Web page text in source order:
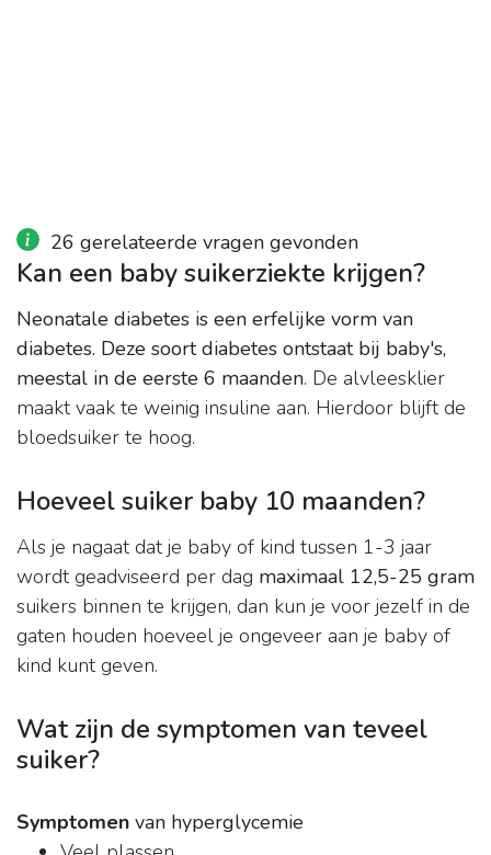
26 gerelateerde vragen gevonden
Kan een baby suikerziekte krijgen?
Neonatale diabetes is een erfelijke vorm van
diabetes. Deze soort diabetes ontstaat bij baby's,
meestal in de eerste 6 maanden. De alvleesklier
maakt vaak te weinig insuline aan. Hierdoor blijft de
bloedsuiker te hoog.
Hoeveel suiker baby 10 maanden?
Als je nagaat dat je baby of kind tussen 1-3 jaar
wordt geadviseerd per dag maximaal 12,5-25 gram
suikers binnen te krijgen, dan kun je voor jezelf in de
gaten houden hoeveel je ongeveer aan je baby of
kind kunt geven.
Wat zijn de symptomen van teveel
suiker?
Symptomen van hyperglycemie